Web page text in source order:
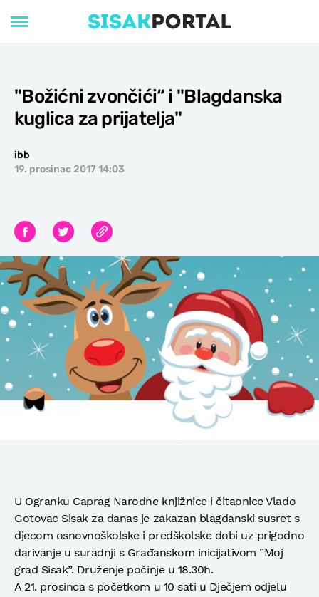
''Božićni zvončići“ i ''Blagdanska
kuglica za prijatelja''
ibb
19. prosinac 2017 14:03
U Ogranku Caprag Narodne knjižnice i čitaonice Vlado
Gotovac Sisak za danas je zakazan blagdanski susret s
djecom osnovnoškolske i predškolske dobi uz prigodno
darivanje u suradnji s Građanskom inicijativom ”Moj
grad Sisak”. Druženje počinje u 18.30h.
A 21. prosinca s početkom u 10 sati u Dječjem odjelu